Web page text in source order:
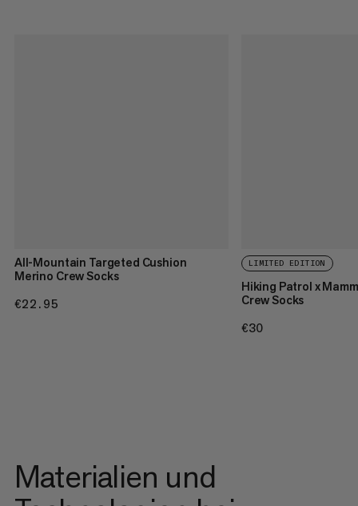
All-Mountain Targeted Cushion
Merino Crew Socks
€22.95
LIMITED EDITION
Hiking Patrol x
Crew Socks
€30
Materialien und